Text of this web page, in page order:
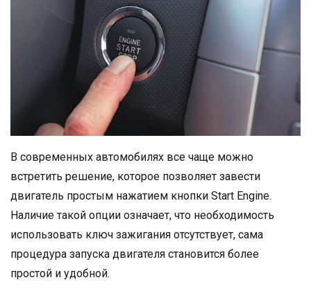
В современных автомобилях все чаще можно
встретить решение, которое позволяет завести
двигатель простым нажатием кнопки Start Engine.
Наличие такой опции означает, что необходимость
использовать ключ зажигания отсутствует, сама
процедура запуска двигателя становится более
простой и удобной.